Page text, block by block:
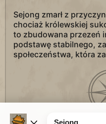
Sejong zmarł z
chociaż królewskiej
to zbudowana przezeń
podstawę stabilnego,
społeczeństwa, która
Sejong